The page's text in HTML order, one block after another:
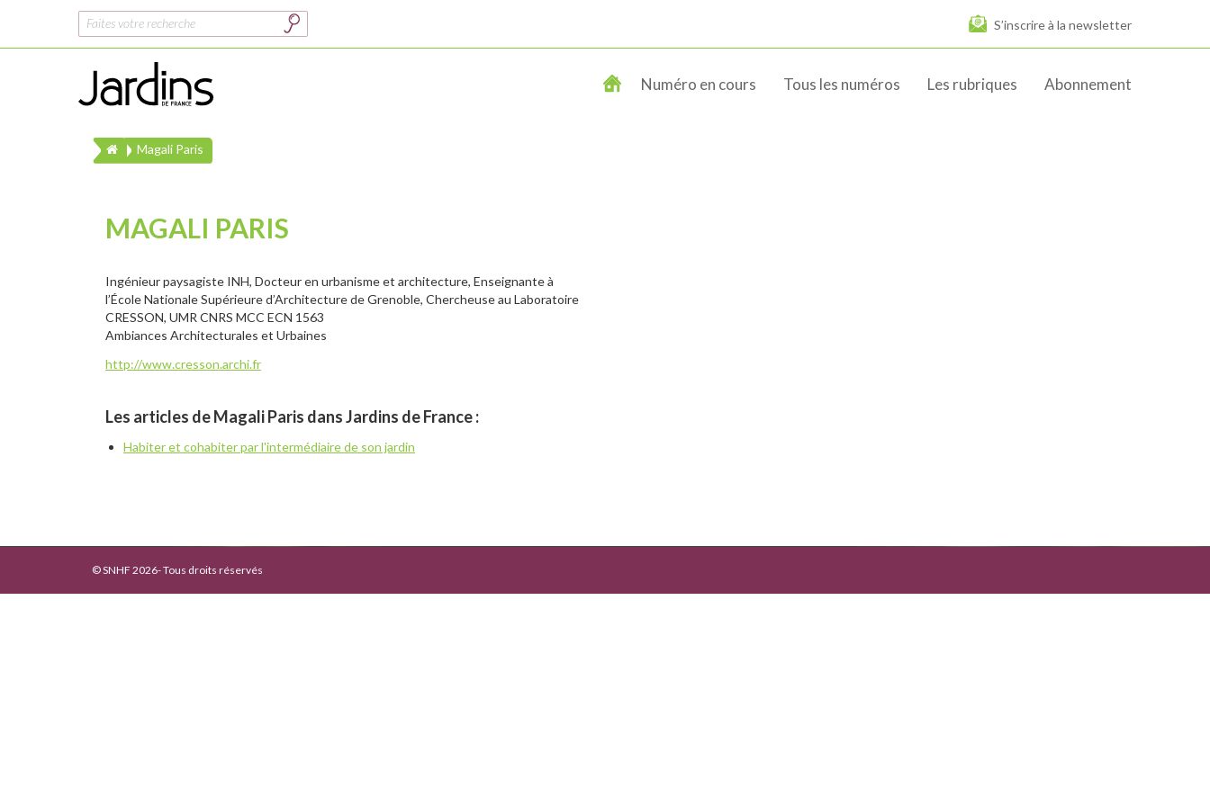
Rechercher : S’inscrire à la newsletter
Numéro en cours Tous les numéros Les rubriques Abonnement
Magali Paris
MAGALI PARIS
Ingénieur paysagiste INH, Docteur en urbanisme et architecture, Enseignante à
l’École Nationale Supérieure d’Architecture de Grenoble, Chercheuse au Laboratoire
CRESSON, UMR CNRS MCC ECN 1563
Ambiances Architecturales et Urbaines
http://www.cresson.archi.fr
Les articles de Magali Paris dans Jardins de France :
Habiter et cohabiter par l'intermédiaire de son jardin
© SNHF 2026- Tous droits réservés